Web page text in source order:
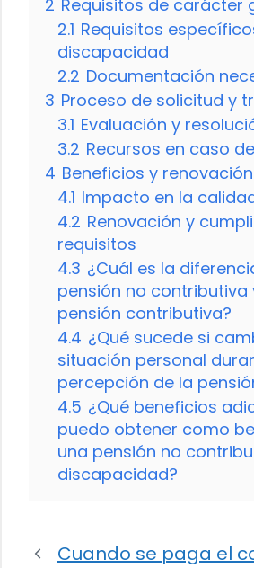
2 Requisitos de carácter
2.1 Requisitos
discapacidad
2.2 Documentación
3 Proceso de solicitud y
3.1 Evaluación y
3.2 Recursos en caso
4 Beneficios y renovación
4.1 Impacto en la
4.2 Renovación y
requisitos
4.3 ¿Cuál es la
pensión no contributiva
pensión contributiva?
4.4 ¿Qué sucede si
situación personal
percepción de la
4.5 ¿Qué beneficios
puedo obtener como
una pensión no
discapacidad?
Cuando se paga el